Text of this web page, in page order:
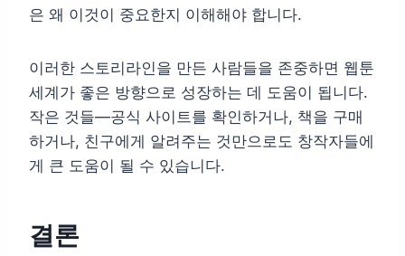
은 왜 이것이 중요한지 이해해야 합니다.
이러한 스토리라인을 만든 사람들을 존중하면 웹툰
세계가 좋은 방향으로 성장하는 데 도움이 됩니다.
작은 것들—공식 사이트를 확인하거나, 책을 구매
하거나, 친구에게 알려주는 것만으로도 창작자들에
게 큰 도움이 될 수 있습니다.
결론